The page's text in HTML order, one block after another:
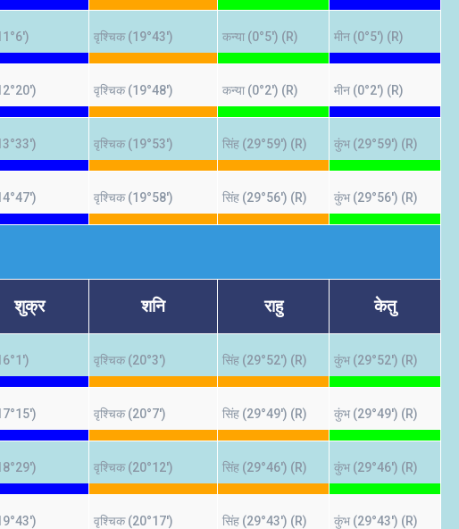
वृश्चिक (19°43') कन्या (0°5') (R) मीन (0°5') (R)
वृश्चिक (19°48') कन्या (0°2') (R) मीन (0°2') (R)
वृश्चिक (19°53') सिंह (29°59') (R) कुंभ (29°59') (R)
वृश्चिक (19°58') सिंह (29°56') (R) कुंभ (29°56') (R)
शुक्र शनि राहु केतु
वृश्चिक (20°3') सिंह (29°52') (R) कुंभ (29°52') (R)
वृश्चिक (20°7') सिंह (29°49') (R) कुंभ (29°49') (R)
वृश्चिक (20°12') सिंह (29°46') (R) कुंभ (29°46') (R)
वृश्चिक (20°17') सिंह (29°43') (R) कुंभ (29°43') (R)